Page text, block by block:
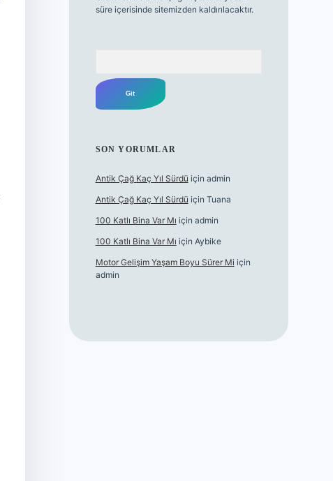
süre içerisinde sitemizden kaldırılacaktır.
SON YORUMLAR
Antik Çağ Kaç Yıl Sürdü için admin
Antik Çağ Kaç Yıl Sürdü için Tuana
100 Katlı Bina Var Mı için admin
100 Katlı Bina Var Mı için Aybike
Motor Gelişim Yaşam Boyu Sürer Mi için
admin